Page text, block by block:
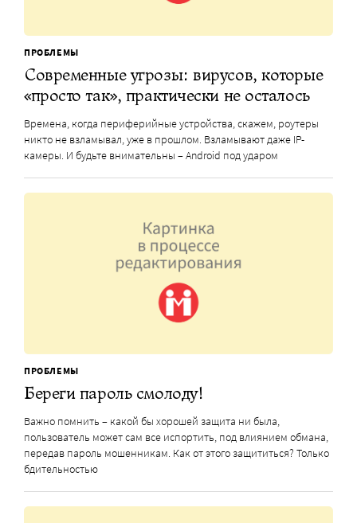
ПРОБЛЕМЫ
Современные угрозы: вирусов, которые
«просто так», практически не осталось
Времена, когда периферийные устройства, скажем, роутеры
никто не взламывал, уже в прошлом. Взламывают даже IP-
камеры. И будьте внимательны – Android под ударом
ПРОБЛЕМЫ
Береги пароль смолоду!
Важно помнить – какой бы хорошей защита ни была,
пользователь может сам все испортить, под влиянием обмана,
передав пароль мошенникам. Как от этого защититься? Только
бдительностью